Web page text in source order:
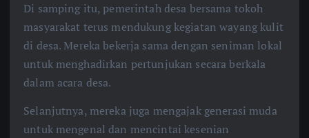
Di samping itu, pemerintah desa bersama tokoh
masyarakat terus mendukung kegiatan wayang kulit
di desa. Mereka bekerja sama dengan seniman lokal
untuk menghadirkan pertunjukan secara berkala
dalam acara desa.
Selanjutnya, mereka juga mengajak generasi muda
untuk mengenal dan mencintai kesenian